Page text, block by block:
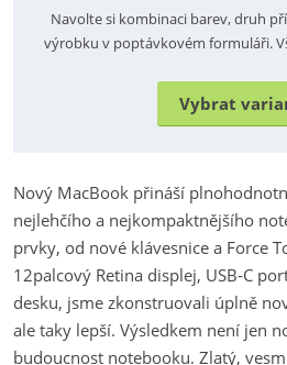
Navolte si kombinaci barev, druh
výrobku v poptávkovém formuláři.
Vybrat
Nový MacBook přináší
nejlehčího a nejkompaktnějšího
prvky, od nové klávesnice a Force
12palcový Retina displej, USB‐C
desku, jsme zkonstruovali úplně
ale taky lepší. Výsledkem není jen
budoucnost notebooku. Zlatý,